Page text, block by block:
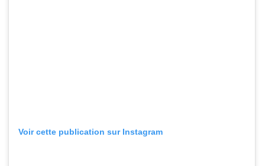
Voir cette publication sur Instagram